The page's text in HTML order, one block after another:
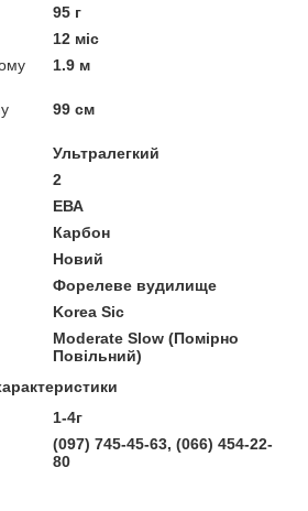
95 г
12 міс
1.9 м
99 см
Ультралегкий
2
ЕВА
Карбон
Новий
Форелеве вудилище
Korea Sic
Moderate Slow (Помірно
Повільний)
1-4г
(097) 745-45-63, (066) 454-22-
80